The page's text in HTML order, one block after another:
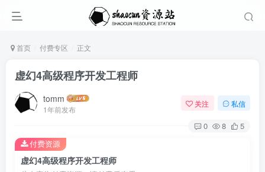
首页 付费专区 正文
虚幻4高级程序开发工程师
tomm
1年前发布
关注 私信
0 8 5
虚幻4高级程序开发工程师
付费资源